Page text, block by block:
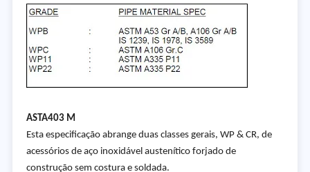
ASTA403 M
Esta especificação abrange duas classes gerais, WP & CR, de
acessórios de aço inoxidável austenítico forjado de
construção sem costura e soldada.